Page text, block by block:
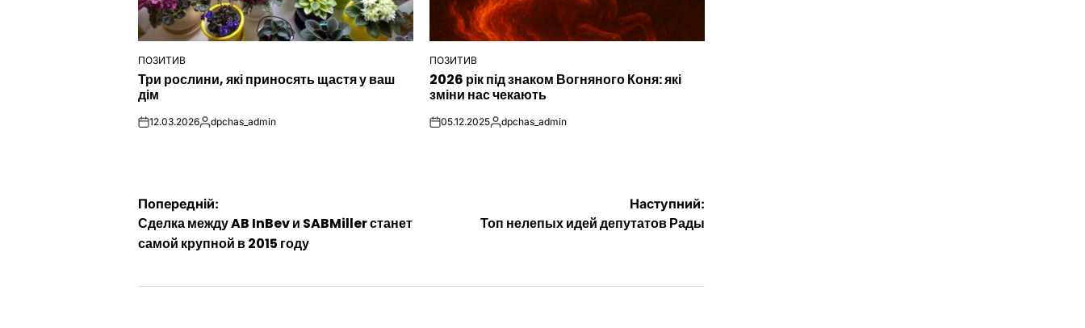
ОПУБЛІКУВАТИ
ПОЗИТИВ
Три рослини, які приносять щастя у ваш
дім
on12.03.2026Опубліковано
dpchas_admin
ОПУБЛІКУВАТИ
У
ПОЗИТИВ
2026 рік під знаком Вогняного Коня: які
зміни нас чекають
on05.12.2025Опубліковано
dpchas_admin
Навігація
записів
Попередній:
Сделка между AB InBev и SABMiller станет
самой крупной в 2015 году
Наступний:
Топ нелепых идей депутатов Рады